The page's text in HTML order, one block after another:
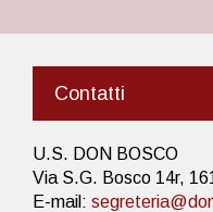
Contatti
U.S. DON BOSCO
Via S.G. Bosco 14r,
E-mail: